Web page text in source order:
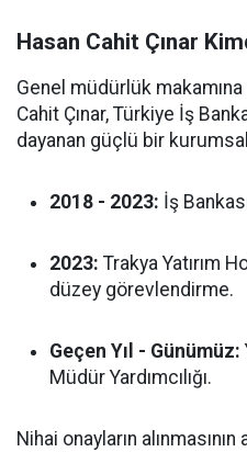
Hasan Cahit Çınar
Genel müdürlük
Cahit Çınar, Türkiye İş
dayanan güçlü bir
2018 - 2023: İş
2023: Trakya Yatırım
düzey görevlendirme.
Geçen Yıl - Günümüz:
Müdür Yardımcılığı.
Nihai onayların